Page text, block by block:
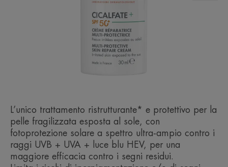
L’unico trattamento ristrutturante* e protettivo per la
pelle fragilizzata esposta al sole, con
fotoprotezione solare a spettro ultra-ampio contro i
raggi UVB + UVA + luce blu HEV, per una
maggiore efficacia contro i segni residui.